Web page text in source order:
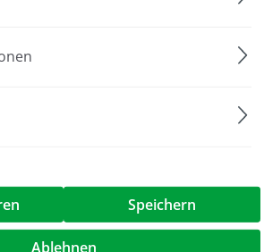
Speichern
Ablehnen